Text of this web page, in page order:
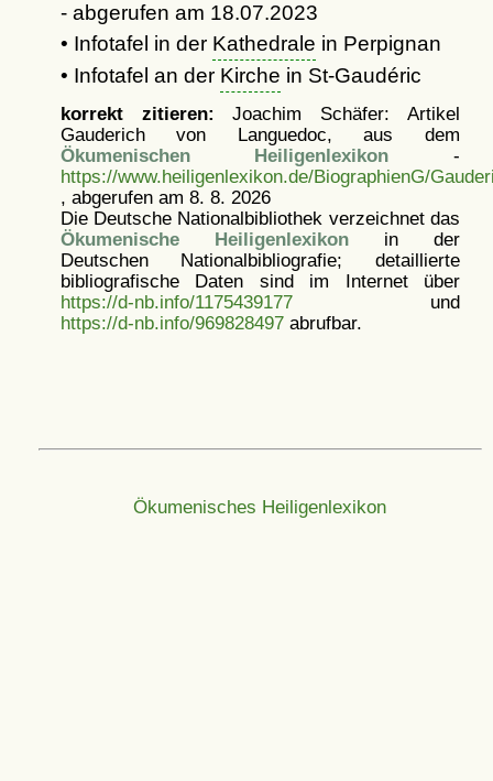
- abgerufen am 18.07.2023
• Infotafel in der Kathedrale in Perpignan
• Infotafel an der Kirche in St-Gaudéric
korrekt zitieren: Joachim Schäfer: Artikel
Gauderich von Languedoc, aus dem
Ökumenischen Heiligenlexikon -
https://www.heiligenlexikon.de/BiographienG/
, abgerufen am 8. 8. 2026
Die Deutsche Nationalbibliothek verzeichnet das
Ökumenische Heiligenlexikonin der
Deutschen Nationalbibliografie; detaillierte
bibliografische Daten sind im Internet über
https://d-nb.info/1175439177und
https://d-nb.info/969828497abrufbar.
Ökumenisches Heiligenlexikon